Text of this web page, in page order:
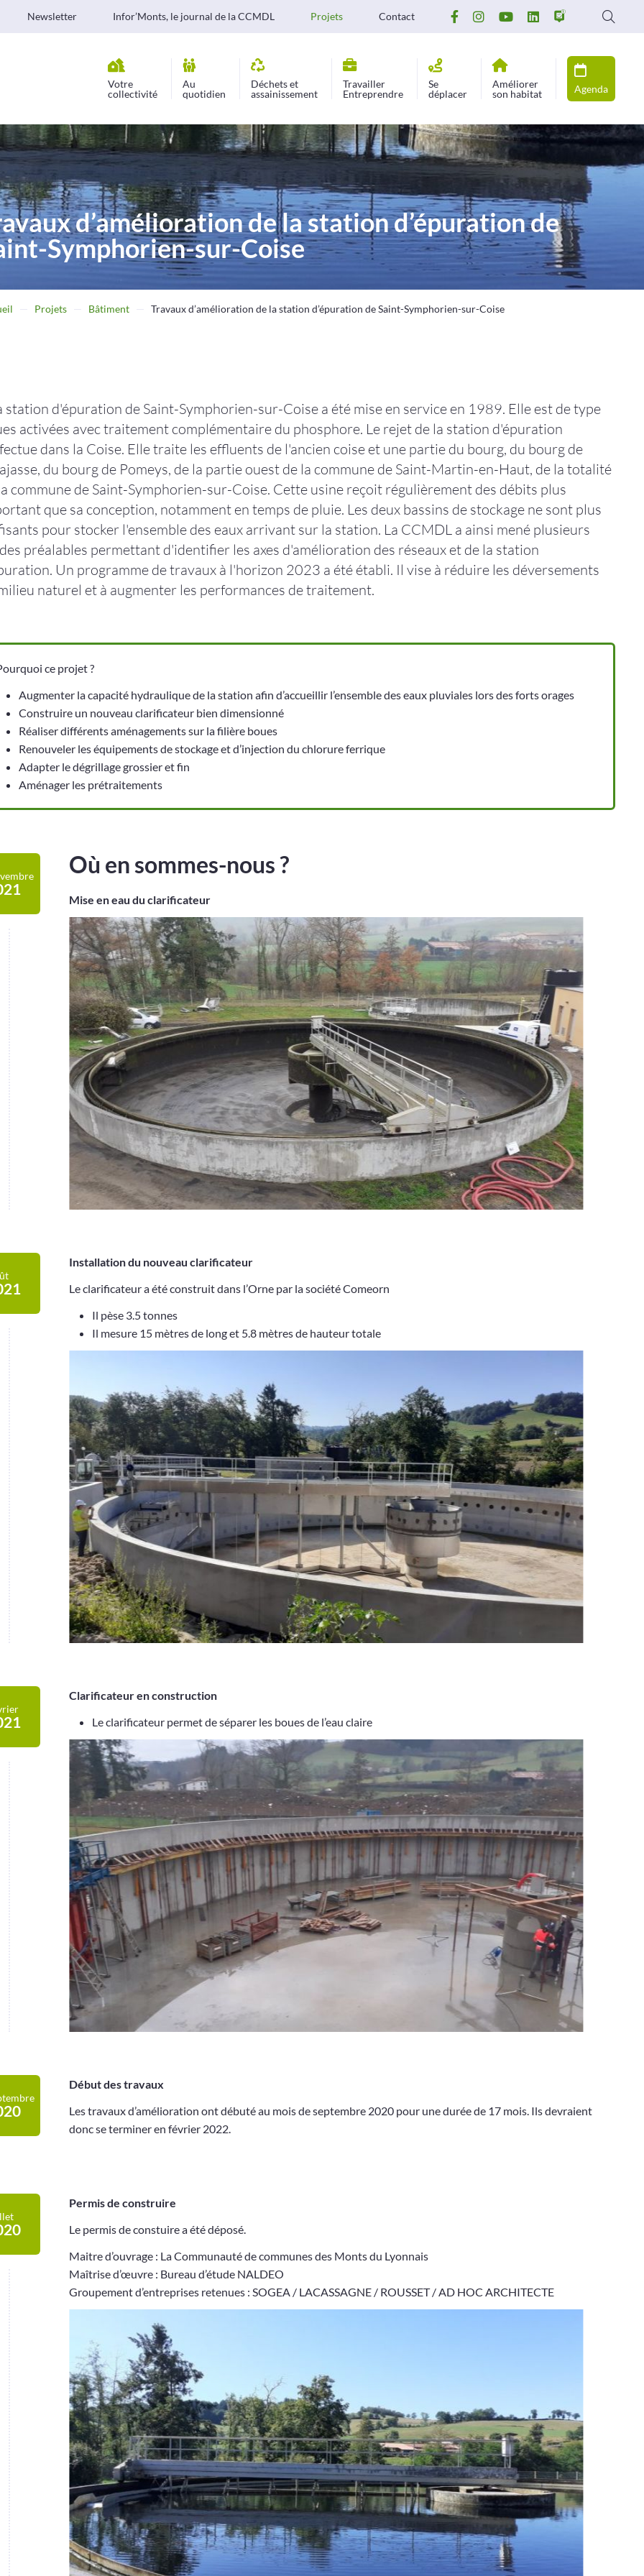
Newsletter Infor’Monts, le journal de la CCMDL Projets Contact
Votre
collectivité
Au
quotidien
Déchets et
assainissement
Travailler
Entreprendre
Se
déplacer
Améliorer
son habitat
Agenda
d’amélioration de la station d’épuration de
Symphorien-sur-Coise
Projets Bâtiment Travaux d’amélioration de la station d’épuration de Saint-Symphorien-sur-Coise
station d'épuration de Saint-Symphorien-sur-Coise a été mise en service en 1989. Elle est de type
activées avec traitement complémentaire du phosphore. Le rejet de la station d'épuration
dans la Coise. Elle traite les effluents de l'ancien coise et une partie du bourg, du bourg de
du bourg de Pomeys, de la partie ouest de la commune de Saint-Martin-en-Haut, de la totalité
commune de Saint-Symphorien-sur-Coise. Cette usine reçoit régulièrement des débits plus
que sa conception, notamment en temps de pluie. Les deux bassins de stockage ne sont plus
pour stocker l'ensemble des eaux arrivant sur la station. La CCMDL a ainsi mené plusieurs
préalables permettant d'identifier les axes d'amélioration des réseaux et de la station
Un programme de travaux à l'horizon 2023 a été établi. Il vise à réduire les déversements
naturel et à augmenter les performances de traitement.
ce projet ?
Augmenter la capacité hydraulique de la station afin d’accueillir l’ensemble des eaux pluviales lors des forts orages
Construire un nouveau clarificateur bien dimensionné
Réaliser différents aménagements sur la filière boues
Renouveler les équipements de stockage et d’injection du chlorure ferrique
Adapter le dégrillage grossier et fin
Aménager les prétraitements
Où en sommes-nous ?
Mise en eau du clarificateur
Installation du nouveau clarificateur
Le clarificateur a été construit dans l’Orne par la société Comeorn
Il pèse 3.5 tonnes
Il mesure 15 mètres de long et 5.8 mètres de hauteur totale
Clarificateur en construction
Le clarificateur permet de séparer les boues de l’eau claire
Début des travaux
Les travaux d’amélioration ont débuté au mois de septembre 2020 pour une durée de 17 mois. Ils devraient
donc se terminer en février 2022.
Permis de construire
Le permis de constuire a été déposé.
Maitre d’ouvrage : La Communauté de communes des Monts du Lyonnais
Maîtrise d’œuvre : Bureau d’étude NALDEO
Groupement d’entreprises retenues : SOGEA / LACASSAGNE / ROUSSET / AD HOC ARCHITECTE